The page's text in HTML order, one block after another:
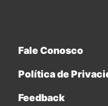
Fale Conosco
Política de
Feedback